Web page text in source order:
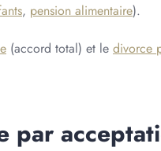
, pension alimentaire).
(accord total) et le divorce
par